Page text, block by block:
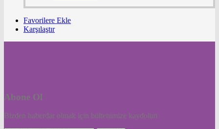
Favorilere Ekle
Karşılaştır
Abone Ol
Bizden haberdar olmak için bültenimize kaydolun